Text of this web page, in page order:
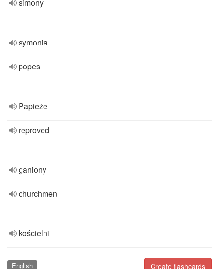
simony
symonia
popes
Papieże
reproved
ganiony
churchmen
kościelni
Create flashcards
English